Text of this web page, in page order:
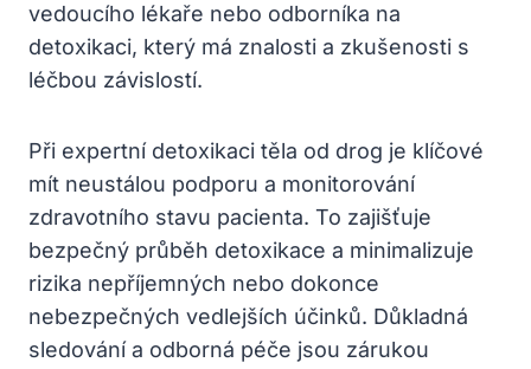
vedoucího lékaře nebo odborníka na
detoxikaci, který má znalosti a zkušenosti s
léčbou závislostí.
Při expertní detoxikaci těla od drog je klíčové
mít neustálou podporu a monitorování
zdravotního stavu pacienta. To zajišťuje
bezpečný průběh detoxikace a minimalizuje
rizika nepříjemných nebo dokonce
nebezpečných vedlejších účinků. Důkladná
sledování a odborná péče jsou zárukou